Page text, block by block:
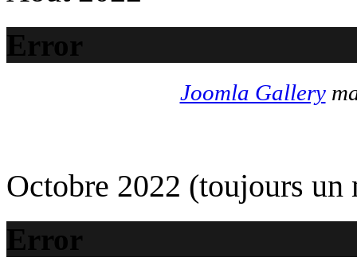
Error
Joomla Gallery
Octobre 2022 (toujours un
Error